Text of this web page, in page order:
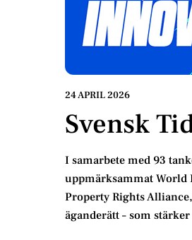
24 APRIL 2026
Svensk
I samarbete med 93
uppmärksammat World
Property Rights
äganderätt – som